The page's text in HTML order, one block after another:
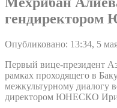
Опубликовано: 13:34, 5
Первый вице-президент
рамках проходящего в
межкультурному диалогу
директором ЮНЕСКО